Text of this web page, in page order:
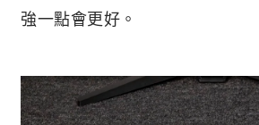
強一點會更好。